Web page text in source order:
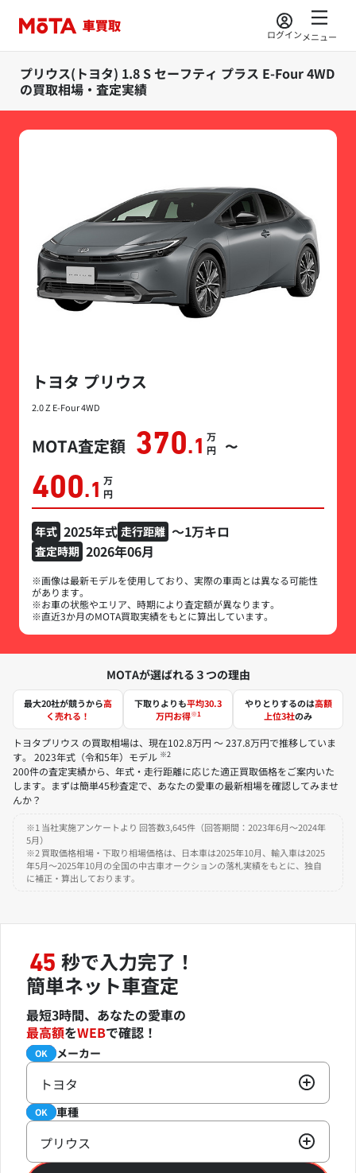
ログインメニュー
プリウス(トヨタ) 1.8 S セーフティ プラス E-Four 4WD
の買取相場・査定実績
トヨタ プリウス
2.0 Z E-Four 4WD
MOTA査定額 370.1 万円 〜
400.1 万円
年式 2025年式 走行距離 ～1万キロ
査定時期 2026年06月
※画像は最新モデルを使用しており、実際の車両とは異なる可能性
があります。
※お車の状態やエリア、時期により査定額が異なります。
※直近3か月のMOTA買取実績をもとに算出しています。
MOTAが選ばれる３つの理由
最大20社が競うから高
く売れる！
下取りよりも平均30.3
万円お得※1
やりとりするのは高額
上位3社のみ
トヨタプリウス の買取相場は、現在102.8万円 ～ 237.8万円で推移していま
す。 2023年式（令和5年）モデル ※2
200件の査定実績から、年式・走行距離に応じた適正買取価格をご案内いた
します。まずは簡単45秒査定で、あなたの愛車の最新相場を確認してみませ
んか？
※1 当社実施アンケートより 回答数3,645件（回答期間：2023年6月～2024年
5月）
※2 買取価格相場・下取り相場価格は、日本車は2025年10月、輸入車は2025
年5月～2025年10月の全国の中古車オークションの落札実績をもとに、独自
に補正・算出しております。
45 秒で入力完了！
簡単ネット車査定
最短3時間、あなたの愛車の
最高額をWEBで確認！
必須 メーカー
OK
トヨタ
必須 車種
OK
プリウス